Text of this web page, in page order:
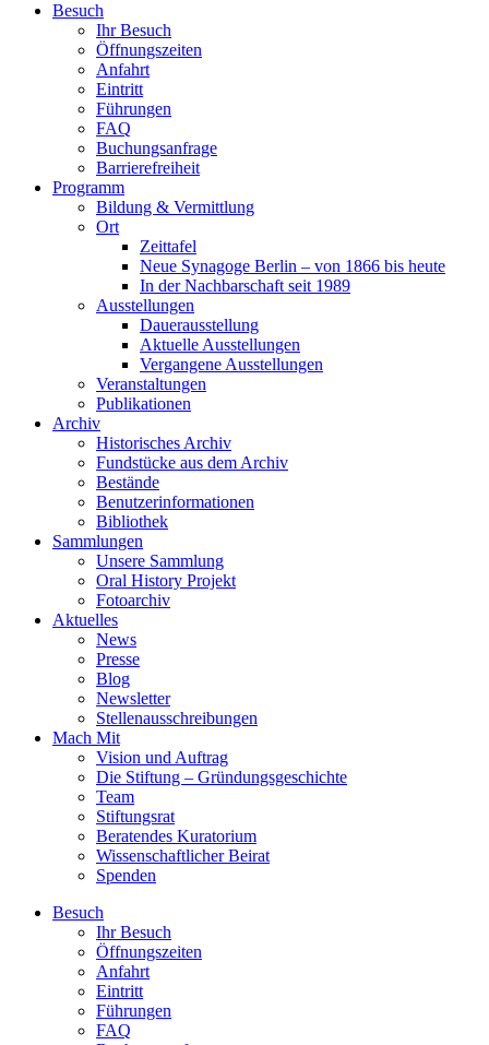
Besuch
Ihr Besuch
Öffnungszeiten
Anfahrt
Eintritt
Führungen
FAQ
Buchungsanfrage
Barrierefreiheit
Programm
Bildung & Vermittlung
Ort
Zeittafel
Neue Synagoge Berlin – von 1866 bis heute
In der Nachbarschaft seit 1989
Ausstellungen
Dauerausstellung
Aktuelle Ausstellungen
Vergangene Ausstellungen
Veranstaltungen
Publikationen
Archiv
Historisches Archiv
Fundstücke aus dem Archiv
Bestände
Benutzerinformationen
Bibliothek
Sammlungen
Unsere Sammlung
Oral History Projekt
Fotoarchiv
Aktuelles
News
Presse
Blog
Newsletter
Stellenausschreibungen
Mach Mit
Vision und Auftrag
Die Stiftung – Gründungsgeschichte
Team
Stiftungsrat
Beratendes Kuratorium
Wissenschaftlicher Beirat
Spenden
Besuch
Ihr Besuch
Öffnungszeiten
Anfahrt
Eintritt
Führungen
FAQ